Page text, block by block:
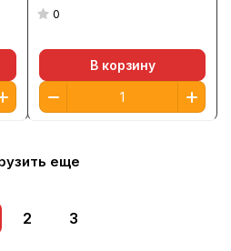
0
В корзину
еще
2 3